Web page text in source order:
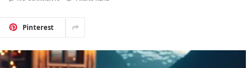
Pinterest